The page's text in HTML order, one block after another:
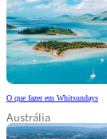
O que fazer em Whitsundays
Austrália